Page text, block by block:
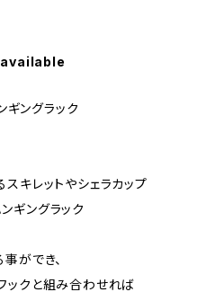
ングラック
キレットやシェラカップ
ギングラック
ができ、
ックと組み合わせれば